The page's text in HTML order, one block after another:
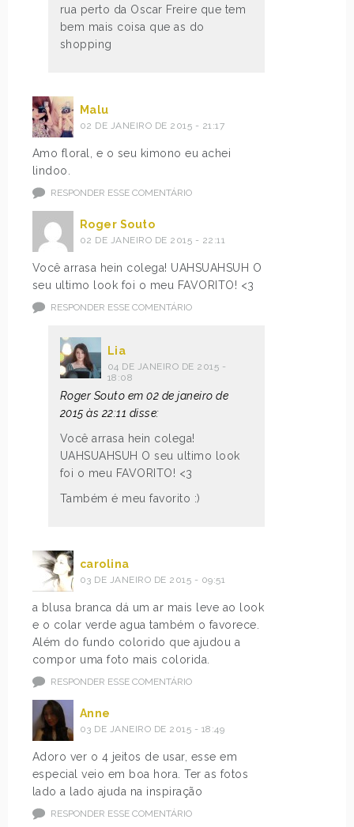
rua perto da Oscar Freire que tem
bem mais coisa que as do
shopping
Malu
02 DE JANEIRO DE 2015 - 21:17
Amo floral, e o seu kimono eu achei
lindoo.
RESPONDER ESSE COMENTÁRIO
Roger Souto
02 DE JANEIRO DE 2015 - 22:11
Você arrasa hein colega! UAHSUAHSUH O
seu ultimo look foi o meu FAVORITO! <3
RESPONDER ESSE COMENTÁRIO
Lia
04 DE JANEIRO DE 2015 -
18:08
Roger Souto em 02 de janeiro de
2015 às 22:11 disse:
Você arrasa hein colega!
UAHSUAHSUH O seu ultimo look
foi o meu FAVORITO! <3
Também é meu favorito :)
carolina
03 DE JANEIRO DE 2015 - 09:51
a blusa branca dá um ar mais leve ao look
e o colar verde agua também o favorece.
Além do fundo colorido que ajudou a
compor uma foto mais colorida.
RESPONDER ESSE COMENTÁRIO
Anne
03 DE JANEIRO DE 2015 - 18:49
Adoro ver o 4 jeitos de usar, esse em
especial veio em boa hora. Ter as fotos
lado a lado ajuda na inspiração
RESPONDER ESSE COMENTÁRIO